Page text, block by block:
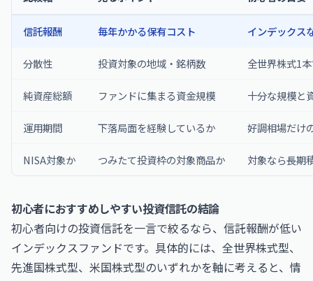
信託報酬 毎年かかる保有コスト インデックス
分散性 投資対象の地域・銘柄数 全世界株式1
純資産総額 ファンドに集まる資金規模 十分な規模と
運用期間 下落局面を経験しているか 好調相場だけ
NISA対象か つみたて投資枠の対象商品か 対象なら長期
初心者におすすめしやすい投資信託の結論
初心者向けの投資信託を一言で絞るなら、信託報酬が低い
インデックスファンドです。具体的には、全世界株式型、
先進国株式型、米国株式型のいずれかを軸に考えると、情